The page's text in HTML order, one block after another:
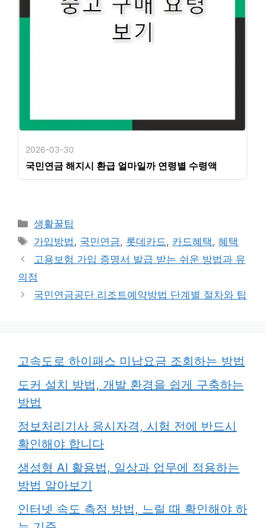
2026-03-30
국민연금 해지시 환급 얼마일까 연령별 수령액
카
테
리
생활꿀팁
태
그
가입방법, 국민연금, 롯데카드, 카드혜택,혜택
고용보험 가입 증명서 발급 받는 쉬운 방법과 유
의점
국민연금공단 리조트예약방법 단계별 절차와 팁
고속도로 하이패스 미납요금 조회하는 방법
도커 설치 방법, 개발 환경을 쉽게 구축하는
방법
정보처리기사 응시자격, 시험 전에 반드시
확인해야 합니다
생성형 AI 활용법, 일상과 업무에 적용하는
방법 알아보기
인터넷 속도 측정 방법, 느릴 때 확인해야 하